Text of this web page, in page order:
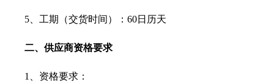
5 工期（交货时间）： 60日历天
二、 供应商资格要求
1 、资格要求：